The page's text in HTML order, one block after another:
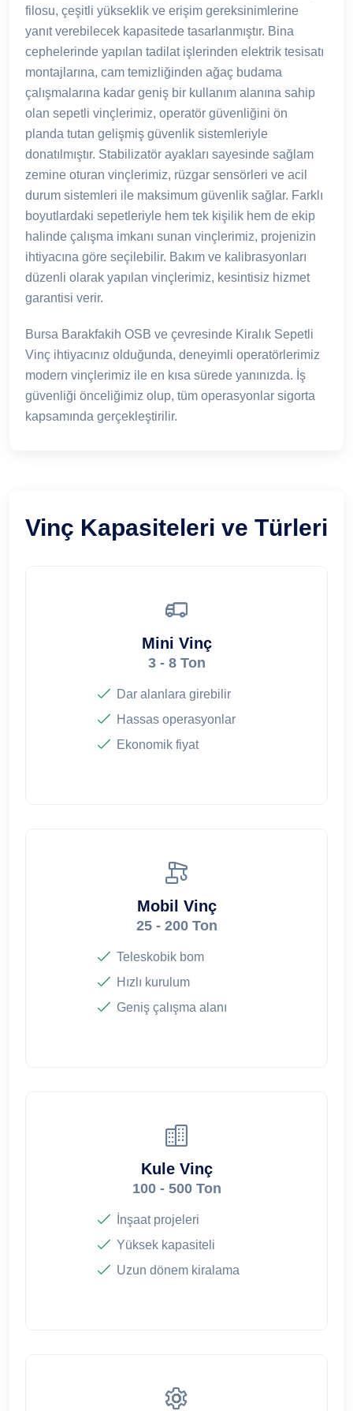
filosu, çeşitli yükseklik ve erişim gereksinimlerine
yanıt verebilecek kapasitede tasarlanmıştır. Bina
cephelerinde yapılan tadilat işlerinden elektrik tesisatı
montajlarına, cam temizliğinden ağaç budama
çalışmalarına kadar geniş bir kullanım alanına sahip
olan sepetli vinçlerimiz, operatör güvenliğini ön
planda tutan gelişmiş güvenlik sistemleriyle
donatılmıştır. Stabilizatör ayakları sayesinde sağlam
zemine oturan vinçlerimiz, rüzgar sensörleri ve acil
durum sistemleri ile maksimum güvenlik sağlar. Farklı
boyutlardaki sepetleriyle hem tek kişilik hem de ekip
halinde çalışma imkanı sunan vinçlerimiz, projenizin
ihtiyacına göre seçilebilir. Bakım ve kalibrasyonları
düzenli olarak yapılan vinçlerimiz, kesintisiz hizmet
garantisi verir.
Bursa Barakfakih OSB ve çevresinde Kiralık Sepetli
Vinç ihtiyacınız olduğunda, deneyimli operatörlerimiz
modern vinçlerimiz ile en kısa sürede yanınızda. İş
güvenliği önceliğimiz olup, tüm operasyonlar sigorta
kapsamında gerçekleştirilir.
Vinç Kapasiteleri ve Türleri
Mini Vinç
3 - 8 Ton
Dar alanlara girebilir
Hassas operasyonlar
Ekonomik fiyat
Mobil Vinç
25 - 200 Ton
Teleskobik bom
Hızlı kurulum
Geniş çalışma alanı
Kule Vinç
100 - 500 Ton
İnşaat projeleri
Yüksek kapasiteli
Uzun dönem kiralama